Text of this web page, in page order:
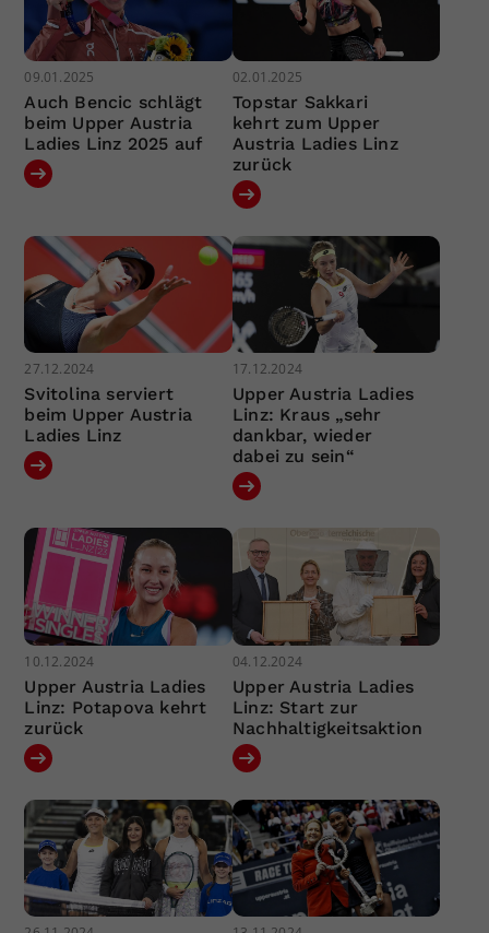
09.01.2025
Auch Bencic schlägt
beim Upper Austria
Ladies Linz 2025 auf
02.01.2025
Topstar Sakkari
kehrt zum Upper
Austria Ladies Linz
zurück
27.12.2024
Svitolina serviert
beim Upper Austria
Ladies Linz
17.12.2024
Upper Austria Ladies
Linz: Kraus „sehr
dankbar, wieder
dabei zu sein“
10.12.2024
Upper Austria Ladies
Linz: Potapova kehrt
zurück
04.12.2024
Upper Austria Ladies
Linz: Start zur
Nachhaltigkeitsaktion